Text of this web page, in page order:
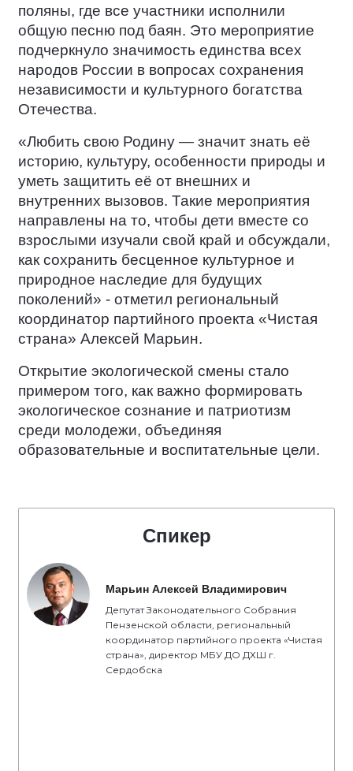
поляны, где все участники исполнили
общую песню под баян. Это мероприятие
подчеркнуло значимость единства всех
народов России в вопросах сохранения
независимости и культурного богатства
Отечества.
«Любить свою Родину — значит знать её
историю, культуру, особенности природы и
уметь защитить её от внешних и
внутренних вызовов. Такие мероприятия
направлены на то, чтобы дети вместе со
взрослыми изучали свой край и обсуждали,
как сохранить бесценное культурное и
природное наследие для будущих
поколений» - отметил региональный
координатор партийного проекта «Чистая
страна» Алексей Марьин.
Открытие экологической смены стало
примером того, как важно формировать
экологическое сознание и патриотизм
среди молодежи, объединяя
образовательные и воспитательные цели.
Спикер
Марьин Алексей Владимирович
Депутат Законодательного Собрания
Пензенской области, региональный
координатор партийного проекта «Чистая
страна», директор МБУ ДО ДХШ г.
Сердобска